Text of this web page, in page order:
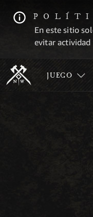
En este sitio
evitar
JUEGO